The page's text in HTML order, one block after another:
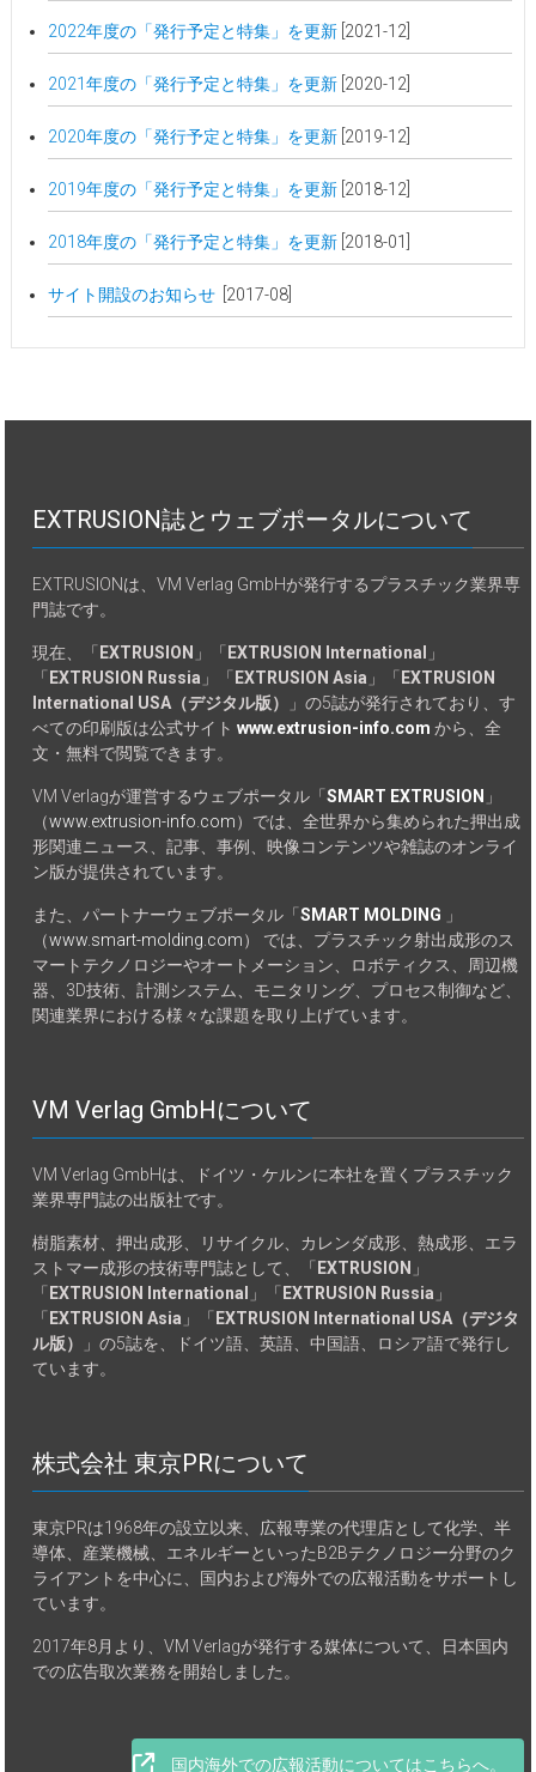
2022年度の「発行予定と特集」を更新[2021-12]
2021年度の「発行予定と特集」を更新[2020-12]
2020年度の「発行予定と特集」を更新[2019-12]
2019年度の「発行予定と特集」を更新 [2018-12]
2018年度の「発行予定と特集」を更新 [2018-01]
サイト開設のお知らせ [2017-08]
EXTRUSION誌とウェブポータルについて
EXTRUSIONは、VM Verlag GmbHが発行するプラスチック業界専
門誌です。
現在、「 EXTRUSION 」「 EXTRUSION International
」
「 EXTRUSION Russia 」「 EXTRUSION Asia 」「 EXTRUSION
International USA（デジタル版）
」の5誌が発行されており、す
べての印刷版は公式サイトwww.extrusion-info.com から、全
文・無料で閲覧できます。
VM Verlagが運営するウェブポータル「SMART EXTRUSION 」
（www.extrusion-info.com）では、全世界から集められた押出成
形関連ニュース、記事、事例、映像コンテンツや雑誌のオンライ
ン版が提供されています。
また、パートナーウェブポータル「SMART MOLDING 」
（www.smart-molding.com） では、プラスチック射出成形のス
マートテクノロジーやオートメーション、ロボティクス、周辺機
器、3D技術、計測システム、モニタリング、プロセス制御など、
関連業界における様々な課題を取り上げています。
VM Verlag GmbHについて
VM Verlag GmbHは、ドイツ・ケルンに本社を置くプラスチック
業界専門誌の出版社です。
樹脂素材、押出成形、リサイクル、カレンダ成形、熱成形、エラ
ストマー成形の技術専門誌として、「 EXTRUSION 」
「 EXTRUSION International 」「 EXTRUSION Russia 」
「 EXTRUSION Asia 」「 EXTRUSION International USA（デジタ
ル版）
」の5誌を、ドイツ語、英語、中国語、ロシア語で発行し
ています。
株式会社 東京PRについて
東京PRは1968年の設立以来、広報専業の代理店として化学、半
導体、産業機械、エネルギーといったB2Bテクノロジー分野のク
ライアントを中心に、国内および海外での広報活動をサポートし
ています。
2017年8月より、VM Verlagが発行する媒体について、日本国内
での広告取次業務を開始しました。
国内海外での広報活動についてはこちらへ。